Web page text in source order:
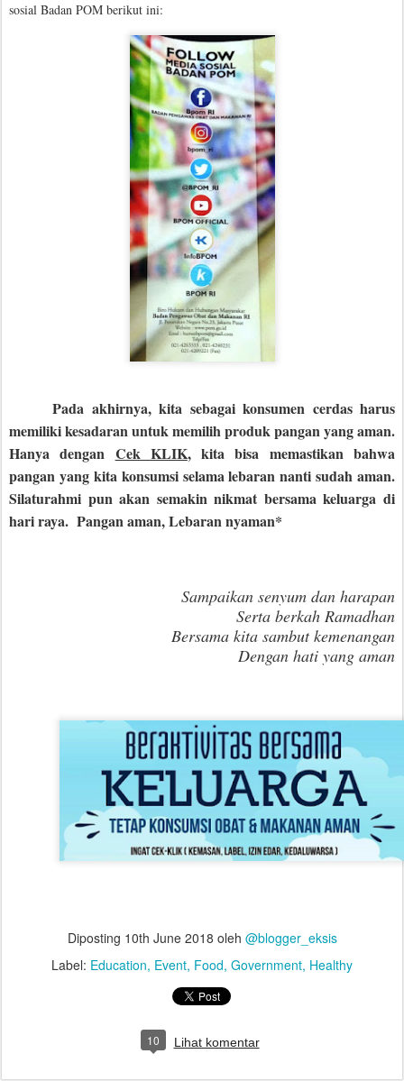
sosial Badan POM berikut ini:
Pada akhirnya, kita sebagai konsumen cerdas harus
memiliki kesadaran untuk memilih produk pangan yang aman.
Hanya dengan Cek KLIK, kita bisa memastikan bahwa
pangan yang kita konsumsi selama lebaran nanti sudah aman.
Silaturahmi pun akan semakin nikmat bersama keluarga di
hari raya. Pangan aman, Lebaran nyaman*
Sampaikan senyum dan harapan
Serta berkah Ramadhan
Bersama kita sambut kemenangan
Dengan hati yang aman
Diposting 10th June 2018 oleh @blogger_eksis
Label: Education Event Food Government Healthy
10 Lihat komentar